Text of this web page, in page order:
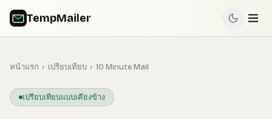
TempMailer
หน้าแรก › เปรียบเทียบ › 10 Minute Mail
เปรียบเทียบแบบเคียงข้าง